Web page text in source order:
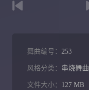
舞曲编号： 253
风格分类： 串烧舞曲
文件大小： 127 MB